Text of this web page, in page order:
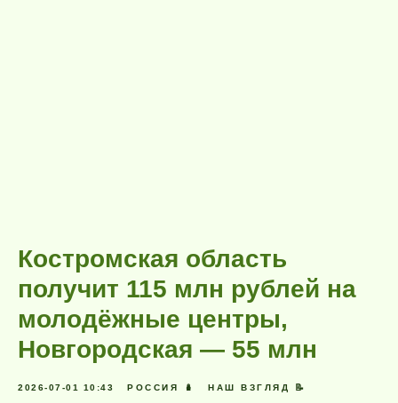
Костромская область
получит 115 млн рублей на
молодёжные центры,
Новгородская — 55 млн
2026-07-01 10:43 РОССИЯ 🪆 НАШ ВЗГЛЯД 📝